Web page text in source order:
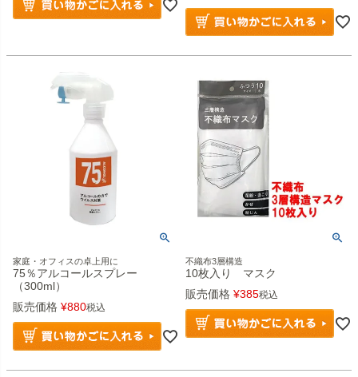
家庭・オフィスの卓上用に
75％アルコールスプレー
（300ml）
販売価格 ¥880税込
不織布3層構造
10枚入り マスク
販売価格 ¥385税込